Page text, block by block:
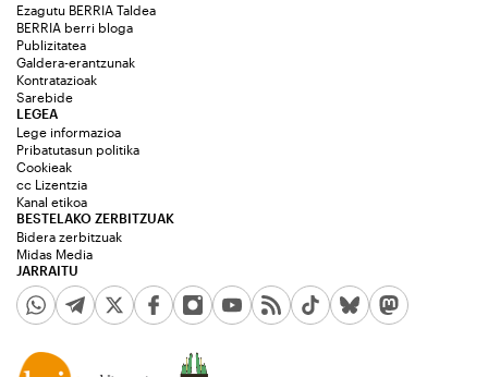
Ezagutu BERRIA Taldea
BERRIA berri bloga
Publizitatea
Galdera-erantzunak
Kontratazioak
Sarebide
JARRAITU
LEGEA
Lege informazioa
Pribatutasun politika
Cookieak
cc Lizentzia
Kanal etikoa
BESTELAKO ZERBITZUAK
Bidera zerbitzuak
Midas Media